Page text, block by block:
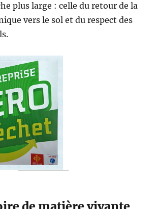
plus large : celle du retour de la
vers le sol et du respect des